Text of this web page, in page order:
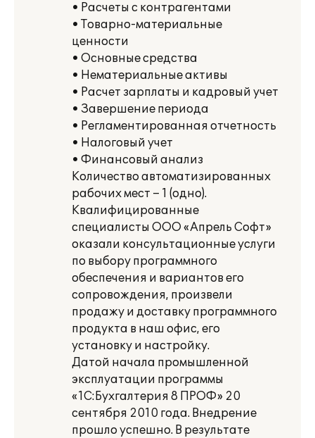
• Расчеты с контрагентами
• Товарно-материальные
ценности
• Основные средства
• Нематериальные активы
• Расчет зарплаты и кадровый учет
• Завершение периода
• Регламентированная отчетность
• Налоговый учет
• Финансовый анализ
Количество автоматизированных
рабочих мест – 1 (одно).
Квалифицированные
специалисты ООО «Апрель Софт»
оказали консультационные услуги
по выбору программного
обеспечения и вариантов его
сопровождения, произвели
продажу и доставку программного
продукта в наш офис, его
установку и настройку.
Датой начала промышленной
эксплуатации программы
«1С:Бухгалтерия 8 ПРОФ» 20
сентября 2010 года. Внедрение
прошло успешно. В результате